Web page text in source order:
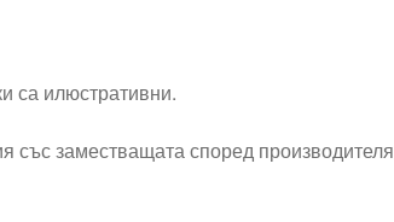
са илюстративни.
заместващата според производителя